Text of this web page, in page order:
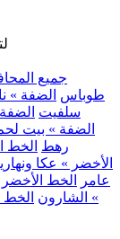
.. جميع
طوباس الضفة »
سلفيت
الضفة » بيت
رهط الخط
الأخضر » عكا
عامر
الخط
» الشارون